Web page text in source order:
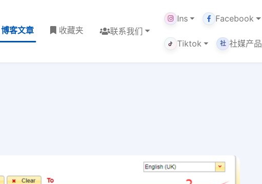
博客文章 收藏夹 联系我们
Ins Facebook
Tiktok 社 社媒产品